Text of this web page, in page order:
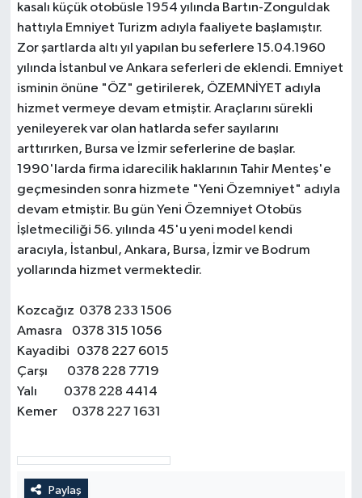
kasalı küçük otobüsle 1954 yılında Bartın-Zonguldak
hattıyla Emniyet Turizm adıyla faaliyete başlamıştır.
Zor şartlarda altı yıl yapılan bu seferlere 15.04.1960
yılında İstanbul ve Ankara seferleri de eklendi. Emniyet
isminin önüne "ÖZ" getirilerek, ÖZEMNİYET adıyla
hizmet vermeye devam etmiştir. Araçlarını sürekli
yenileyerek var olan hatlarda sefer sayılarını
arttırırken, Bursa ve İzmir seferlerine de başlar.
1990'larda firma idarecilik haklarının Tahir Menteş'e
geçmesinden sonra hizmete "Yeni Özemniyet" adıyla
devam etmiştir. Bu gün Yeni Özemniyet Otobüs
İşletmeciliği 56. yılında 45'u yeni model kendi
aracıyla, İstanbul, Ankara, Bursa, İzmir ve Bodrum
yollarında hizmet vermektedir.
Kozcağız 0378 233 1506
Amasra 0378 315 1056
Kayadibi 0378 227 6015
Çarşı 0378 228 7719
Yalı 0378 228 4414
Kemer 0378 227 1631
Paylaş